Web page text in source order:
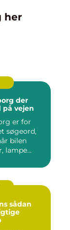
her
der
på vejen
er for
søgeord,
bilen
lampe...